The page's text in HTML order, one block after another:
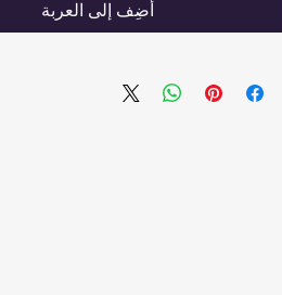
أضِف إلى العربة